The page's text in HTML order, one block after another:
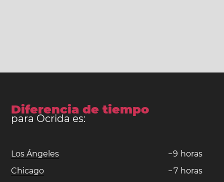
Diferencia de tiempo
para Ocrida es:
Los Ángeles −9 horas
Chicago
−7 horas